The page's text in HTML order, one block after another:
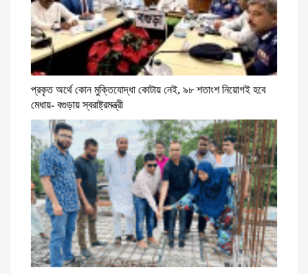
প্রকৃত অর্থে কোন মুক্তিযোদ্ধা কোটায় নেই, ৯৮ শতাংশ নিয়োগই হবে
মেধায়- বগুড়ায় স্বরাষ্ট্রমন্ত্রী